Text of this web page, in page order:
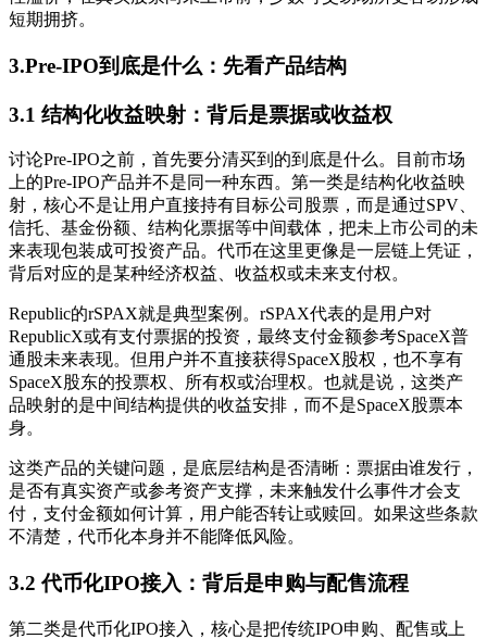
短期拥挤。
3.Pre-IPO到底是什么：先看产品结构
3.1 结构化收益映射：背后是票据或收益权
讨论Pre-IPO之前，首先要分清买到的到底是什么。目前市场
上的Pre-IPO产品并不是同一种东西。第一类是结构化收益映
射，核心不是让用户直接持有目标公司股票，而是通过SPV、
信托、基金份额、结构化票据等中间载体，把未上市公司的未
来表现包装成可投资产品。代币在这里更像是一层链上凭证，
背后对应的是某种经济权益、收益权或未来支付权。
Republic的rSPAX就是典型案例。rSPAX代表的是用户对
RepublicX或有支付票据的投资，最终支付金额参考SpaceX普
通股未来表现。但用户并不直接获得SpaceX股权，也不享有
SpaceX股东的投票权、所有权或治理权。也就是说，这类产
品映射的是中间结构提供的收益安排，而不是SpaceX股票本
身。
这类产品的关键问题，是底层结构是否清晰：票据由谁发行，
是否有真实资产或参考资产支撑，未来触发什么事件才会支
付，支付金额如何计算，用户能否转让或赎回。如果这些条款
不清楚，代币化本身并不能降低风险。
3.2 代币化IPO接入：背后是申购与配售流程
第二类是代币化IPO接入，核心是把传统IPO申购、配售或上